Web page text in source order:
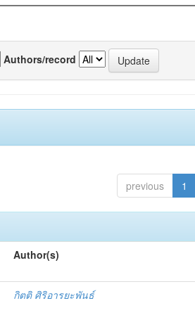
Authors/record
previous 1
Author(s)
กิตติ ศิริอารยะพันธ์